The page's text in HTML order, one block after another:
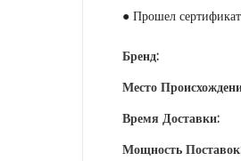
● Прошел
Бренд:
Место
Время Доставки:
Мощность